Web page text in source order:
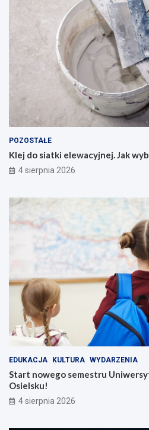
POZOSTAŁE
Klej do siatki elewacyjnej. Jak
4 sierpnia 2026
EDUKACJA KULTURA WYDARZENIA
Start nowego semestru
Osielsku!
4 sierpnia 2026